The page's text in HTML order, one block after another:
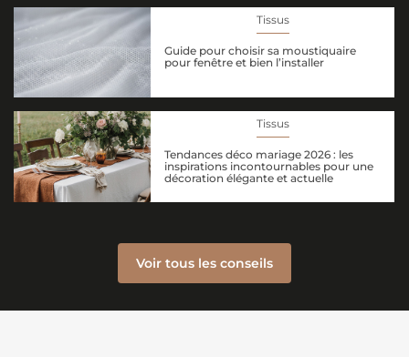
Tissus
Guide pour choisir sa moustiquaire
pour fenêtre et bien l’installer
Tissus
Tendances déco mariage 2026 : les
inspirations incontournables pour une
décoration élégante et actuelle
Voir tous les conseils